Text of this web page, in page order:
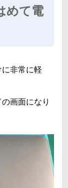
めて電
非常に軽
画面になり